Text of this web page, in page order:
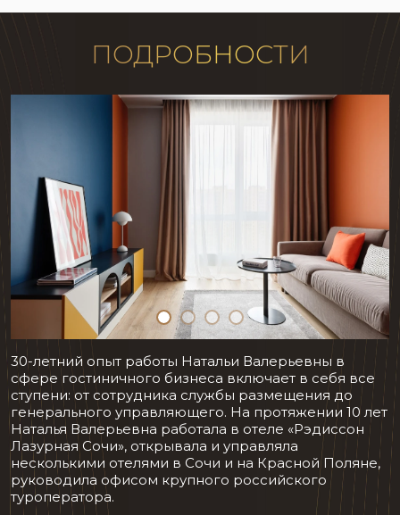
ПОДРОБНОСТИ
30-летний опыт работы Натальи Валерьевны в
сфере гостиничного бизнеса включает в себя все
ступени: от сотрудника службы размещения до
генерального управляющего. На протяжении 10 лет
Наталья Валерьевна работала в отеле «Рэдиссон
Лазурная Сочи», открывала и управляла
несколькими отелями в Сочи и на Красной Поляне,
руководила офисом крупного российского
туроператора.